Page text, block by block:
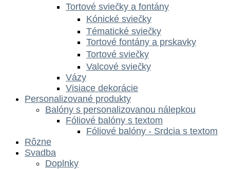
Tortové sviečky a fontány
Kónické sviečky
Tématické sviečky
Tortové fontány a prskavky
Tortové sviečky
Valcové sviečky
Vázy
Visiace dekorácie
Personalizované produkty
Balóny s personalizovanou nálepkou
Fóliové balóny s textom
Fóliové balóny - Srdcia s textom
Rôzne
Svadba
Doplnky